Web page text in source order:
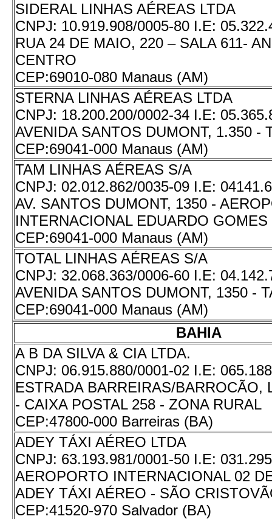
SIDERAL LINHAS AÉREAS LTDA
CNPJ: 10.919.908/0005-80 I.E:
RUA 24 DE MAIO, 220 – SALA 611-
CENTRO
CEP:69010-080 Manaus (AM)
STERNA LINHAS AÉREAS LTDA
CNPJ: 18.200.200/0002-34 I.E:
AVENIDA SANTOS DUMONT, 1.350 -
CEP:69041-000 Manaus (AM)
TAM LINHAS AÉREAS S/A
CNPJ: 02.012.862/0035-09 I.E:
AV. SANTOS DUMONT, 1350 -
INTERNACIONAL EDUARDO GOMES
CEP:69041-000 Manaus (AM)
TOTAL LINHAS AÉREAS S/A
CNPJ: 32.068.363/0006-60 I.E:
AVENIDA SANTOS DUMONT, 1350 -
CEP:69041-000 Manaus (AM)
BAHIA
A B DA SILVA & CIA LTDA.
CNPJ: 06.915.880/0001-02 I.E:
ESTRADA BARREIRAS/BARROCÃO,
- CAIXA POSTAL 258 - ZONA RURAL
CEP:47800-000 Barreiras (BA)
ADEY TÁXI AÉREO LTDA
CNPJ: 63.193.981/0001-50 I.E:
AEROPORTO INTERNACIONAL 02
ADEY TÁXI AÉREO - SÃO
CEP:41520-970 Salvador (BA)